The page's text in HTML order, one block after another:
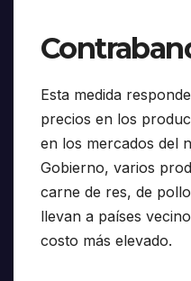
Esta medida
precios en los
en los mercados del
Gobierno, varios
carne de res, de
llevan a países
costo más elevado.